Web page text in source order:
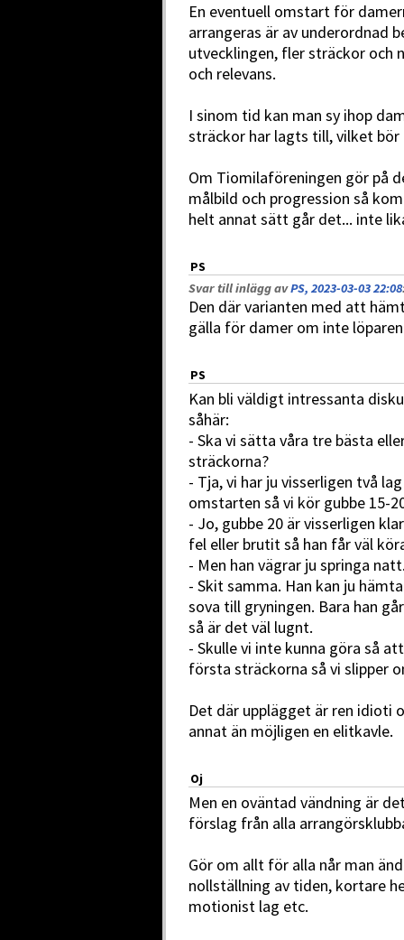
En eventuell omstart för
arrangeras är av underordnad
utvecklingen, fler sträckor och
och relevans.
I sinom tid kan man sy ihop
sträckor har lagts till, vilket
Om Tiomilaföreningen gör på
målbild och progression så
helt annat sätt går det... inte
PS
Svar till inlägg avPS, 2023-03-03 22:08
Den där varianten med att
gälla för damer om inte
PS
Kan bli väldigt intressanta
såhär:
- Ska vi sätta våra tre bästa
sträckorna?
- Tja, vi har ju visserligen två
omstarten så vi kör gubbe 15-
- Jo, gubbe 20 är visserligen
fel eller brutit så han får väl
- Men han vägrar ju springa
- Skit samma. Han kan ju
sova till gryningen. Bara han
så är det väl lugnt.
- Skulle vi inte kunna göra så
första sträckorna så vi slipper
Det där upplägget är ren idioti
annat än möjligen en elitkavle.
Oj
Men en oväntad vändning är
förslag från alla
Gör om allt för alla når man
nollställning av tiden, kortare
motionist lag etc.